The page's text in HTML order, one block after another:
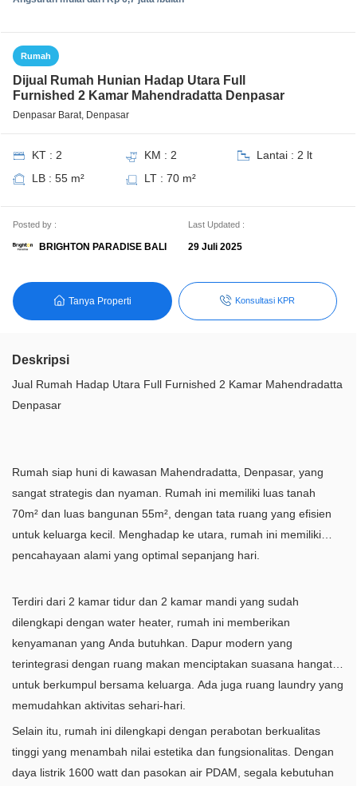
Rumah
Dijual Rumah Hunian Hadap Utara Full
Furnished 2 Kamar Mahendradatta Denpasar
Denpasar Barat, Denpasar
KT : 2 KM : 2
Lantai : 2 lt
LB : 55 m²
LT : 70 m²
Posted by :
BRIGHTON PARADISE BALI
Last Updated :
29 Juli 2025
Tanya Properti Konsultasi KPR
Deskripsi
Jual Rumah Hadap Utara Full Furnished 2 Kamar Mahendradatta
Denpasar
Rumah siap huni di kawasan Mahendradatta, Denpasar, yang
sangat strategis dan nyaman. Rumah ini memiliki luas tanah
70m² dan luas bangunan 55m², dengan tata ruang yang efisien
untuk keluarga kecil. Menghadap ke utara, rumah ini memiliki
pencahayaan alami yang optimal sepanjang hari.
Terdiri dari 2 kamar tidur dan 2 kamar mandi yang sudah
dilengkapi dengan water heater, rumah ini memberikan
kenyamanan yang Anda butuhkan. Dapur modern yang
terintegrasi dengan ruang makan menciptakan suasana hangat
untuk berkumpul bersama keluarga. Ada juga ruang laundry yang
memudahkan aktivitas sehari-hari.
Selain itu, rumah ini dilengkapi dengan perabotan berkualitas
tinggi yang menambah nilai estetika dan fungsionalitas. Dengan
daya listrik 1600 watt dan pasokan air PDAM, segala kebutuhan